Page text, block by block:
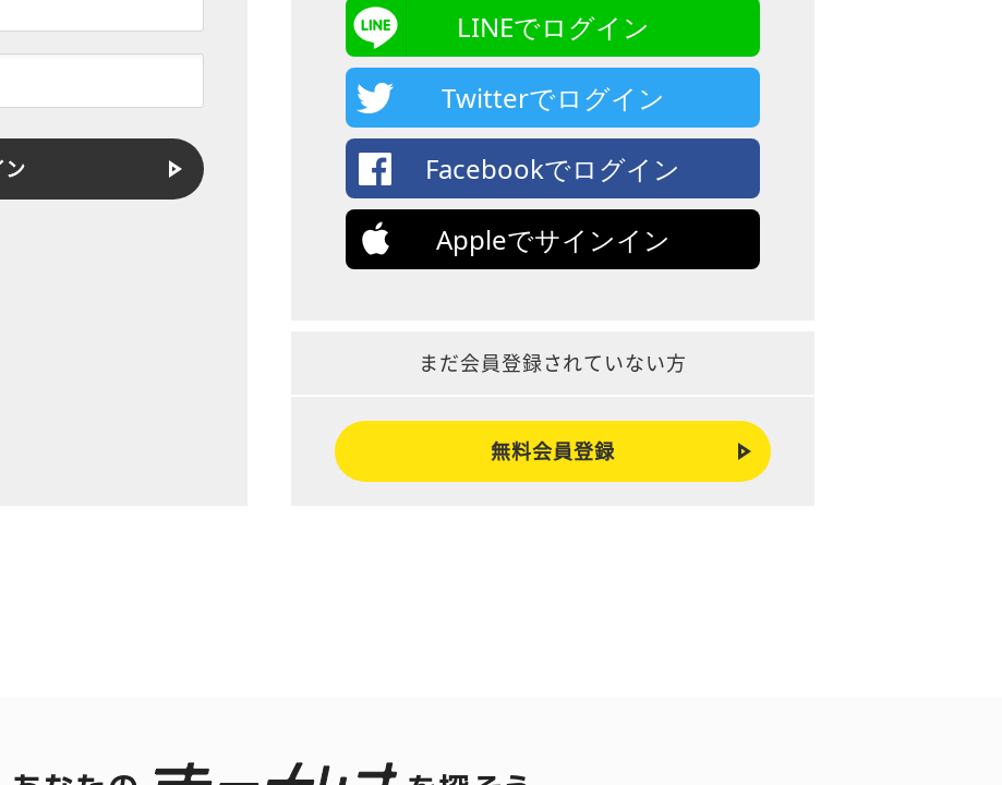
LINEでログイン
Twitterでログイン
Facebookでログイン
Appleでサインイン
まだ会員登録されていない方
無料会員登録